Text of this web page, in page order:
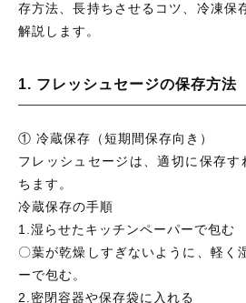
存方法、長持ちさせるコツ、冷凍保
解説します。
1. フレッシュセージの保存方法
① 冷蔵保存（短期間保存向き）
フレッシュセージは、適切に保存
ちます。
冷蔵保存の手順
1.湿らせたキッチンペーパーで包む
〇葉が乾燥しすぎないように、軽く
ーで包む。
2.密閉容器や保存袋に入れる